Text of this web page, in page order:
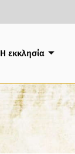
Η εκκλησία